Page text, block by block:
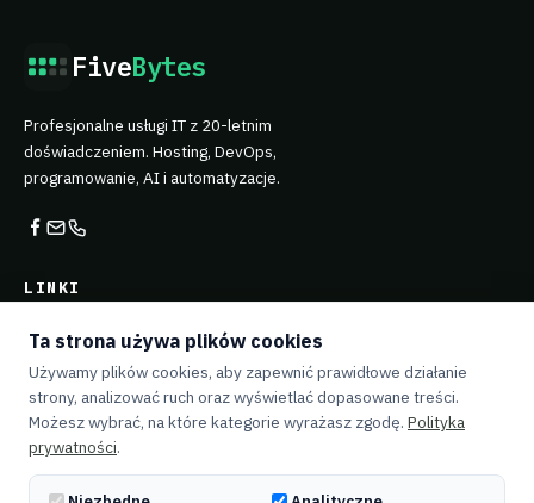
FiveBytes
Profesjonalne usługi IT z 20-letnim
doświadczeniem. Hosting, DevOps,
programowanie, AI i automatyzacje.
LINKI
Usługi
O mnie
Jak pracuję
Opinie
Blog
Ta strona używa plików cookies
Używamy plików cookies, aby zapewnić prawidłowe działanie
strony, analizować ruch oraz wyświetlać dopasowane treści.
Możesz wybrać, na które kategorie wyrażasz zgodę. Polityka
prywatności.